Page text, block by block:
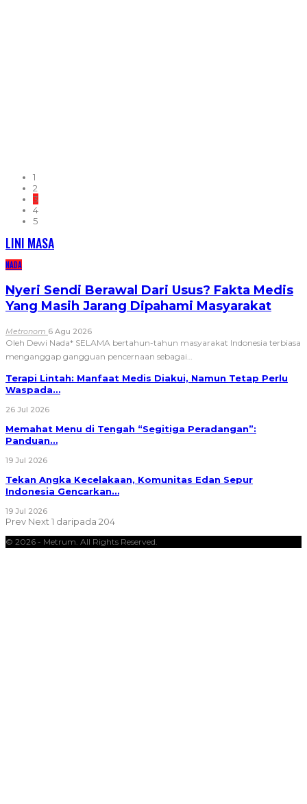
1
2
3
4
5
LINI MASA
NADA
Nyeri Sendi Berawal Dari Usus? Fakta Medis
Yang Masih Jarang Dipahami Masyarakat
Metronom 6 Agu 2026
Oleh Dewi Nada* SELAMA bertahun-tahun masyarakat Indonesia terbiasa
menganggap gangguan pencernaan sebagai…
Terapi Lintah: Manfaat Medis Diakui, Namun Tetap Perlu
Waspada…
26 Jul 2026
Memahat Menu di Tengah “Segitiga Peradangan”:
Panduan…
19 Jul 2026
Tekan Angka Kecelakaan, Komunitas Edan Sepur
Indonesia Gencarkan…
19 Jul 2026
Prev Next1 daripada 204
© 2026 - Metrum. All Rights Reserved.